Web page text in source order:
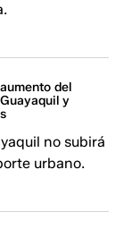
del
y
no subirá
urbano.